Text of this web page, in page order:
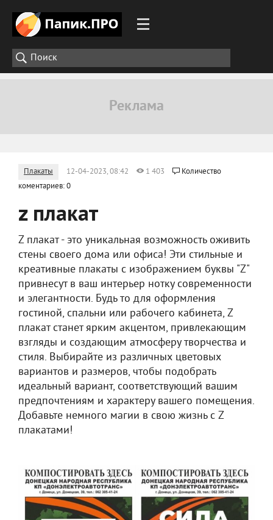
Плакаты 12-04-2023, 08:42 1 403
Количество
коментариев: 0
z плакат
Z плакат - это уникальная возможность оживить
стены своего дома или офиса! Эти стильные и
креативные плакаты с изображением буквы "Z"
привнесут в ваш интерьер нотку современности
и элегантности. Будь то для оформления
гостиной, спальни или рабочего кабинета, Z
плакат станет ярким акцентом, привлекающим
взгляды и создающим атмосферу творчества и
стиля. Выбирайте из различных цветовых
вариантов и размеров, чтобы подобрать
идеальный вариант, соответствующий вашим
предпочтениям и характеру вашего помещения.
Добавьте немного магии в свою жизнь с Z
плакатами!